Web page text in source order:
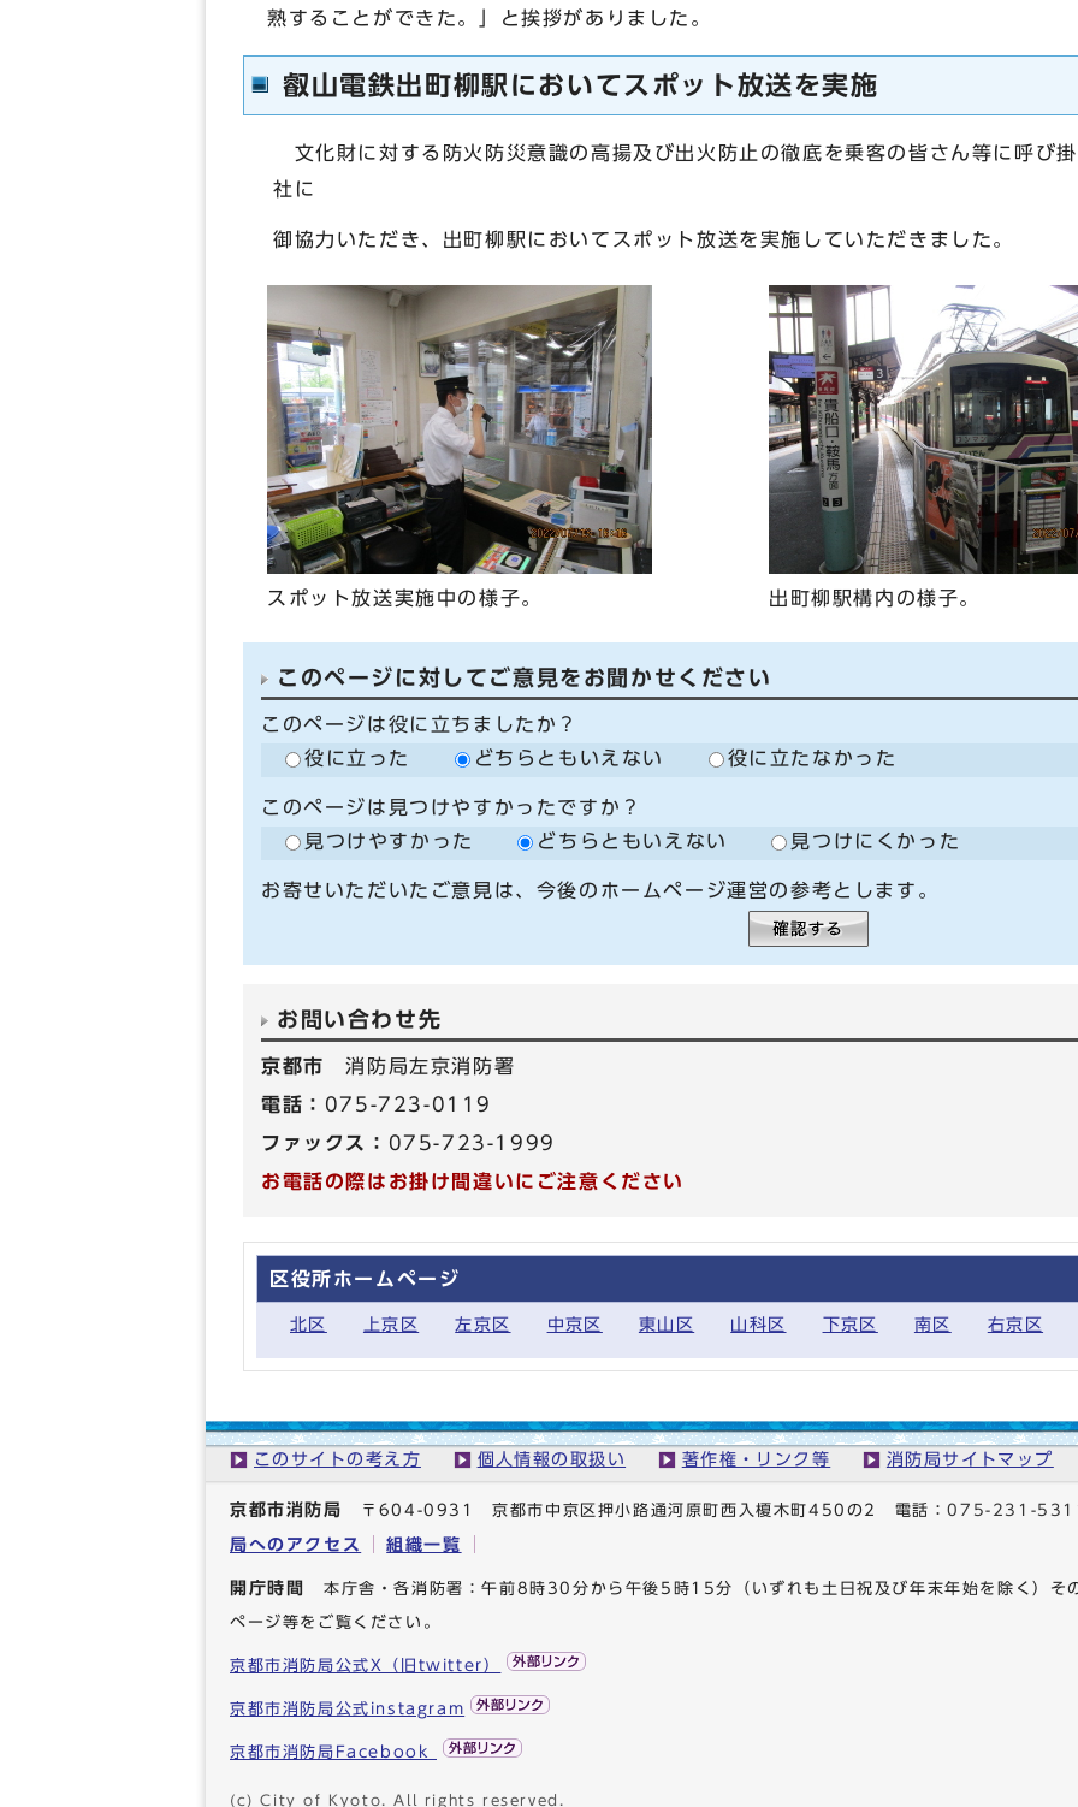
熟することができた。」と挨拶がありました。
叡山電鉄出町柳駅においてスポット放送を実施
文化財に対する防火防災意識の高揚及び出火防止の徹底を乗客の皆さん等に呼び
社に
御協力いただき、出町柳駅においてスポット放送を実施していただきました。
スポット放送実施中の様子。 出町柳駅構内の様子。
このページに対してご意見をお聞かせください
このページは役に立ちましたか？
役に立った
どちらともいえない 役に立たなかった
このページは見つけやすかったですか？
見つけやすかった
どちらともいえない 見つけにくかった
お寄せいただいたご意見は、今後のホームページ運営の参考とします。
お問い合わせ先
京都市消防局左京消防署
電話： 075-723-0119
ファックス： 075-723-1999
お電話の際はお掛け間違いにご注意ください
区役所ホームページ
北区 上京区 左京区 中京区 東山区 山科区 下京区 南区 右京区
このサイトの考え方 個人情報の取扱い 著作権・リンク等 消防局サイトマップ
京都市消防局 〒604-0931 京都市中京区押小路通河原町西入榎木町450の2 電話：075-231-
局へのアクセス
組織一覧
開庁時間 本庁舎・各消防署：午前8時30分から午後5時15分（いずれも土日祝及び年末年始を除く）そ
ページ等をご覧ください。
京都市消防局公式X（旧twitter）
京都市消防局公式instagram
京都市消防局Facebook
(c) City of Kyoto. All rights reserved.